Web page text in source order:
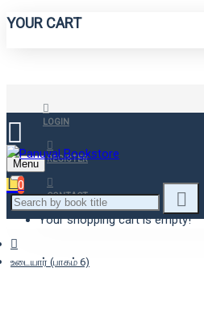
YOUR CART
LOGIN
REGISTER
CONTACT
Menu
0
Your shopping cart is empty!
உடையார் (பாகம் 6)